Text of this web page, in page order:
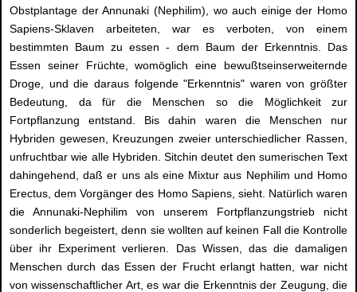
Obstplantage der Annunaki (Nephilim), wo auch einige der Homo
Sapiens-Sklaven arbeiteten, war es verboten, von einem
bestimmten Baum zu essen - dem Baum der Erkenntnis. Das
Essen seiner Früchte, womöglich eine bewußtseinserweiternde
Droge, und die daraus folgende "Erkenntnis" waren von größter
Bedeutung, da für die Menschen so die Möglichkeit zur
Fortpflanzung entstand. Bis dahin waren die Menschen nur
Hybriden gewesen, Kreuzungen zweier unterschiedlicher Rassen,
unfruchtbar wie alle Hybriden. Sitchin deutet den sumerischen Text
dahingehend, daß er uns als eine Mixtur aus Nephilim und Homo
Erectus, dem Vorgänger des Homo Sapiens, sieht. Natürlich waren
die Annunaki-Nephilim von unserem Fortpflanzungstrieb nicht
sonderlich begeistert, denn sie wollten auf keinen Fall die Kontrolle
über ihr Experiment verlieren. Das Wissen, das die damaligen
Menschen durch das Essen der Frucht erlangt hatten, war nicht
von wissenschaftlicher Art, es war die Erkenntnis der Zeugung, die